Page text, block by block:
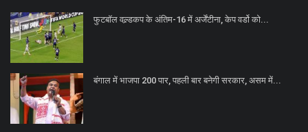
फुटबॉल वल्र्डकप के अंतिम-16 में अर्जेंटीना, केप वर्डो को...
बंगाल में भाजपा 200 पार, पहली बार बनेगी सरकार, असम में...